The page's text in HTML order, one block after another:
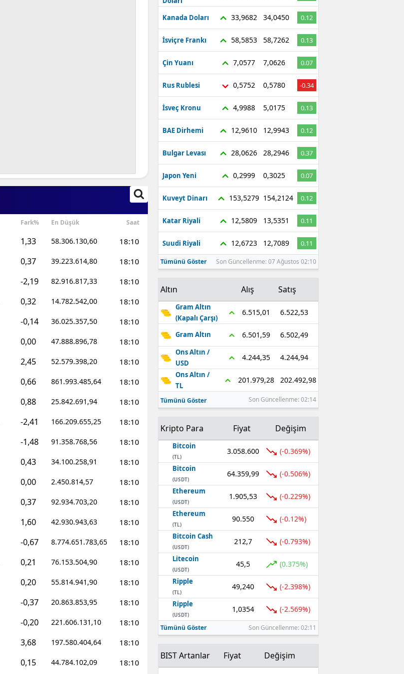
Bingöl
Bitlis
Bolu
Bursa
Çanakkale
Çankırı
Çorum
Denizli
Diyarbakır
Elazığ
Erzurum
Eskişehir
Gaziantep
Giresun
Gümüşhane
Hakkari
Isparta
Mersin
İstanbul
Kars
Kastamonu
Kayseri
Kırklareli
Kırşehir
Kocaeli
Kütahya
Fark% En Düşük Saat
1,33 58.306.130,60 18:10
0,37 39.223.614,80 18:10
-2,19 82.916.817,33 18:10
0,32 14.782.542,00 18:10
-0,14 36.025.357,50 18:10
0,00 47.888.896,78 18:10
2,45 52.579.398,20 18:10
0,66 861.993.485,64 18:10
0,88 25.842.691,94 18:10
-2,41 166.209.655,25 18:10
-1,48 91.358.768,56 18:10
0,43 34.100.258,91 18:10
0,00 2.450.814,57 18:10
0,37 92.934.703,20 18:10
1,60 42.930.943,63 18:10
-0,67 8.774.651.783,65 18:10
0,21 76.153.504,90 18:10
0,20 55.814.941,90 18:10
-0,37 20.863.853,95 18:10
-0,20 221.606.131,10 18:10
3,68 197.580.404,64 18:10
0,15 44.784.102,09 18:10
Kanada Doları 33,9682 34,0450 0.12
İsviçre Frankı 58,5853 58,7262 0.13
Çin Yuanı 7,0577 7,0626 0.07
Rus Rublesi 0,5752 0,5780 -0.34
İsveç Kronu 4,9988 5,0175 0.13
BAE Dirhemi 12,9610 12,9943 0.12
Bulgar Levası 28,0626 28,2946 0.37
Japon Yeni 0,2999 0,3025 0.07
Kuveyt Dinarı 153,5279 154,2124 0.12
Katar Riyali 12,5809 13,5351 0.11
Suudi Riyali 12,6723 12,7089 0.11
Tümünü Göster Son Güncellenme: 07 Ağustos 02:10
Altın Alış Satış
Gram Altın
(Kapalı Çarşı)
6.515,01 6.522,53
Gram Altın 6.501,59 6.502,49
Ons Altın /
USD
4.244,35 4.244,94
Ons Altın /
TL
201.979,28 202.492,98
Tümünü Göster Son Güncellenme: 02:14
Kripto Para Fiyat Değişim
Bitcoin
(TL)
3.058.600 (-0.369%)
Bitcoin
(USDT)
64.359,99 (-0.506%)
Ethereum
(USDT)
1.905,53 (-0.229%)
Ethereum
(TL)
90.550 (-0.12%)
Bitcoin Cash
(USDT)
212,7 (-0.793%)
Litecoin
(USDT)
45,5 (0.375%)
Ripple
(TL)
49,240 (-2.398%)
Ripple
(USDT)
1,0354 (-2.569%)
Tümünü Göster Son Güncellenme: 02:11
BIST Artanlar Fiyat Değişim